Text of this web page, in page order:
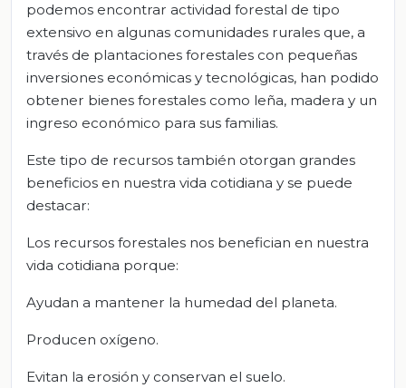
podemos encontrar actividad forestal de tipo
extensivo en algunas comunidades rurales que, a
través de plantaciones forestales con pequeñas
inversiones económicas y tecnológicas, han podido
obtener bienes forestales como leña, madera y un
ingreso económico para sus familias.
Este tipo de recursos también otorgan grandes
beneficios en nuestra vida cotidiana y se puede
destacar:
Los recursos forestales nos benefician en nuestra
vida cotidiana porque:
Ayudan a mantener la humedad del planeta.
Producen oxígeno.
Evitan la erosión y conservan el suelo.